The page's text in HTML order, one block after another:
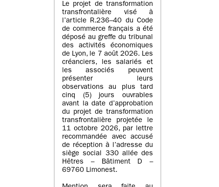
Le projet de transformation
transfrontalière visé à
l’article R.236–40 du Code
de commerce français a été
déposé au greffe du tribunal
des activités économiques
de Lyon, le 7 août 2026. Les
créanciers, les salariés et
les associés peuvent
présenter leurs
observations au plus tard
cinq (5) jours ouvrables
avant la date d’approbation
du projet de transformation
transfrontalière projetée le
11 octobre 2026, par lettre
recommandée avec accusé
de réception à l’adresse du
siège social 330 allée des
Hêtres – Bâtiment D –
69760 Limonest.